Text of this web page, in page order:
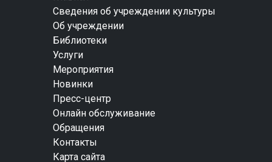
Сведения об учреждении культуры
Об учреждении
Библиотеки
Услуги
Мероприятия
Новинки
Пресс-центр
Онлайн обслуживание
Обращения
Контакты
Карта сайта